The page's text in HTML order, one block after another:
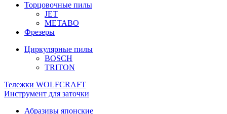
Торцовочные пилы
JET
METABO
Фрезеры
Циркулярные пилы
BOSCH
TRITON
Тележки WOLFCRAFT
Инструмент для заточки
Абразивы японские